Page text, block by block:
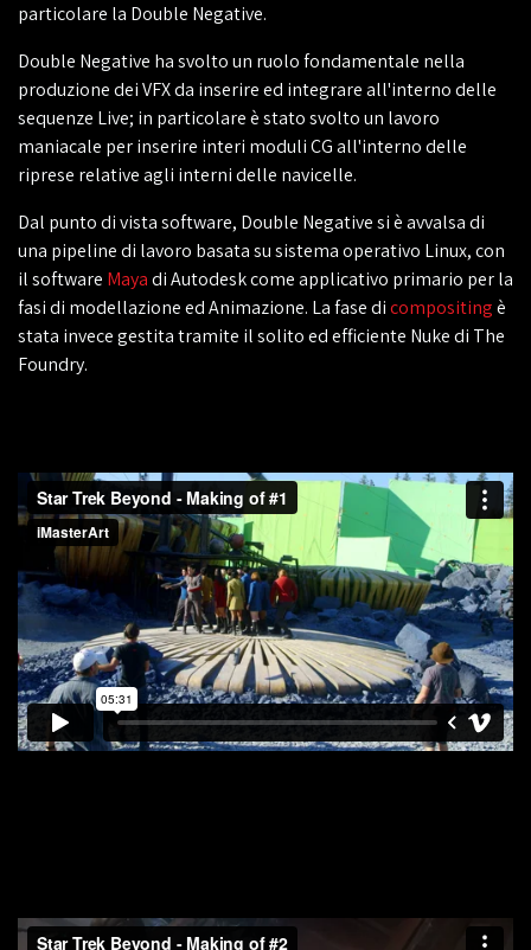
particolare la Double Negative.
Double Negative ha svolto un ruolo fondamentale nella
produzione dei VFX da inserire ed integrare all'interno delle
sequenze Live; in particolare è stato svolto un lavoro
maniacale per inserire interi moduli CG all'interno delle
riprese relative agli interni delle navicelle.
Dal punto di vista software, Double Negative si è avvalsa di
una pipeline di lavoro basata su sistema operativo Linux, con
il software Mayadi Autodesk come applicativo primario per la
fasi di modellazione ed Animazione. La fase dicompositingè
stata invece gestita tramite il solito ed efficiente Nuke di The
Foundry.